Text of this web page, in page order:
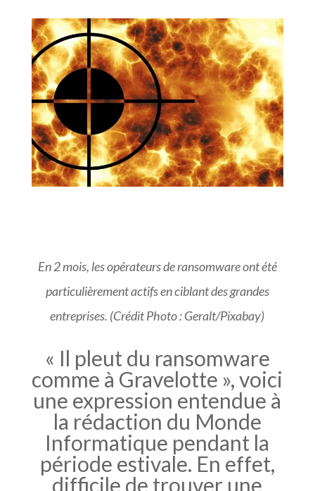
En 2 mois, les opérateurs de ransomware ont été
particulièrement actifs en ciblant des grandes
entreprises. (Crédit Photo : Geralt/Pixabay)
« Il pleut du ransomware
comme à Gravelotte », voici
une expression entendue à
la rédaction du Monde
Informatique pendant la
période estivale. En effet,
difficile de trouver une